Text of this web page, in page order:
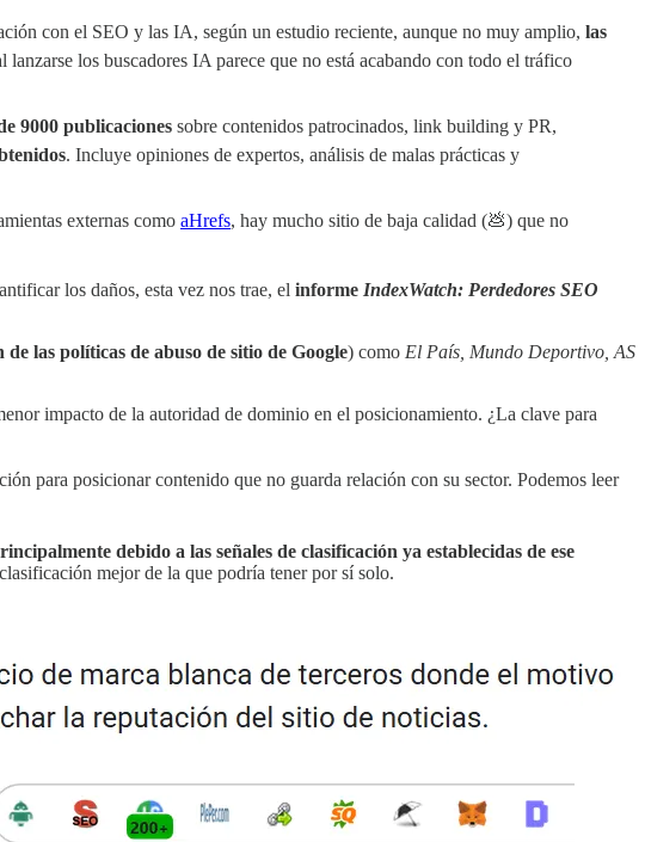
con el SEO y las IA, según un estudio reciente, aunque no muy amplio, las
lanzarse los buscadores IA parece que no está acabando con todo el tráfico
9000 publicaciones sobre contenidos patrocinados, link building y PR,
. Incluye opiniones de expertos, análisis de malas prácticas y
externas como aHrefs, hay mucho sitio de baja calidad (💩) que no
los daños, esta vez nos trae, el informe IndexWatch: Perdedores SEO
las políticas de abuso de sitio de Google) como El País, Mundo Deportivo, AS
impacto de la autoridad de dominio en el posicionamiento. ¿La clave para
para posicionar contenido que no guarda relación con su sector. Podemos leer
debido a las señales de clasificación ya establecidas de ese
mejor de la que podría tener por sí solo.